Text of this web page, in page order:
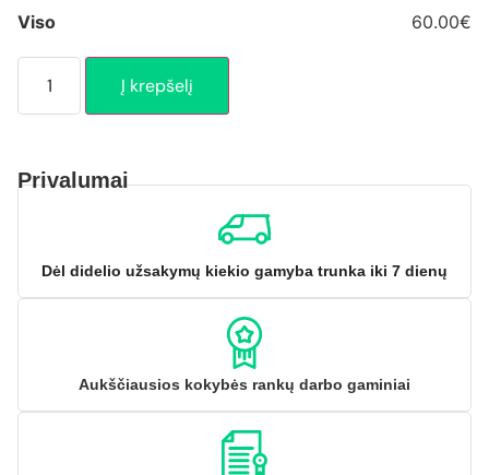
Viso 60.00€
Į krepšelį
Privalumai
Dėl didelio užsakymų kiekio gamyba trunka iki 7 dienų
Aukščiausios kokybės rankų darbo gaminiai